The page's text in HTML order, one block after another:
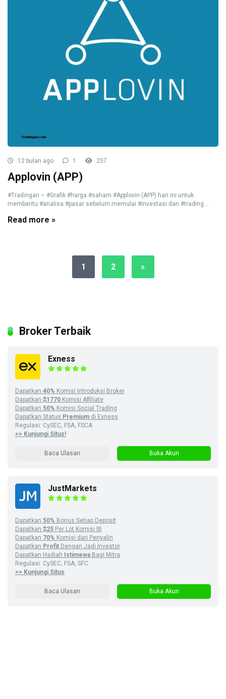
12 bulan ago 1 257
Applovin (APP)
#Tradingan – #Grafik #harga #saham #Applovin (APP) hari ini untuk
membantu #analisa #pasar sebelum memulai #investasi dan #trading ...
Read more »
1 2 »
Broker Terbaik
Exness
Dapatkan 40% Komisi Introduksi Broker
Dapatkan $1770 Komisi Affiliate
Dapatkan 50% Komisi Social Trading
Dapatkan Status Premium di Exness
Regulasi: CySEC, FSA, FSCA
>> Kunjungi Situs!
Baca Ulasan Buka Akun
JustMarkets
Dapatkan 50% Bonus Setiap Deposit
Dapatkan $25 Per Lot Komisi IB
Dapatkan 70% Komisi dari Penyalin
Dapatkan Profit Dengan Jadi Investor
Dapatkan Hadiah
Istimewa Bagi Mitra
Regulasi: CySEC, FSA, SFC
>> Kunjungi Situs
Baca Ulasan Buka Akun